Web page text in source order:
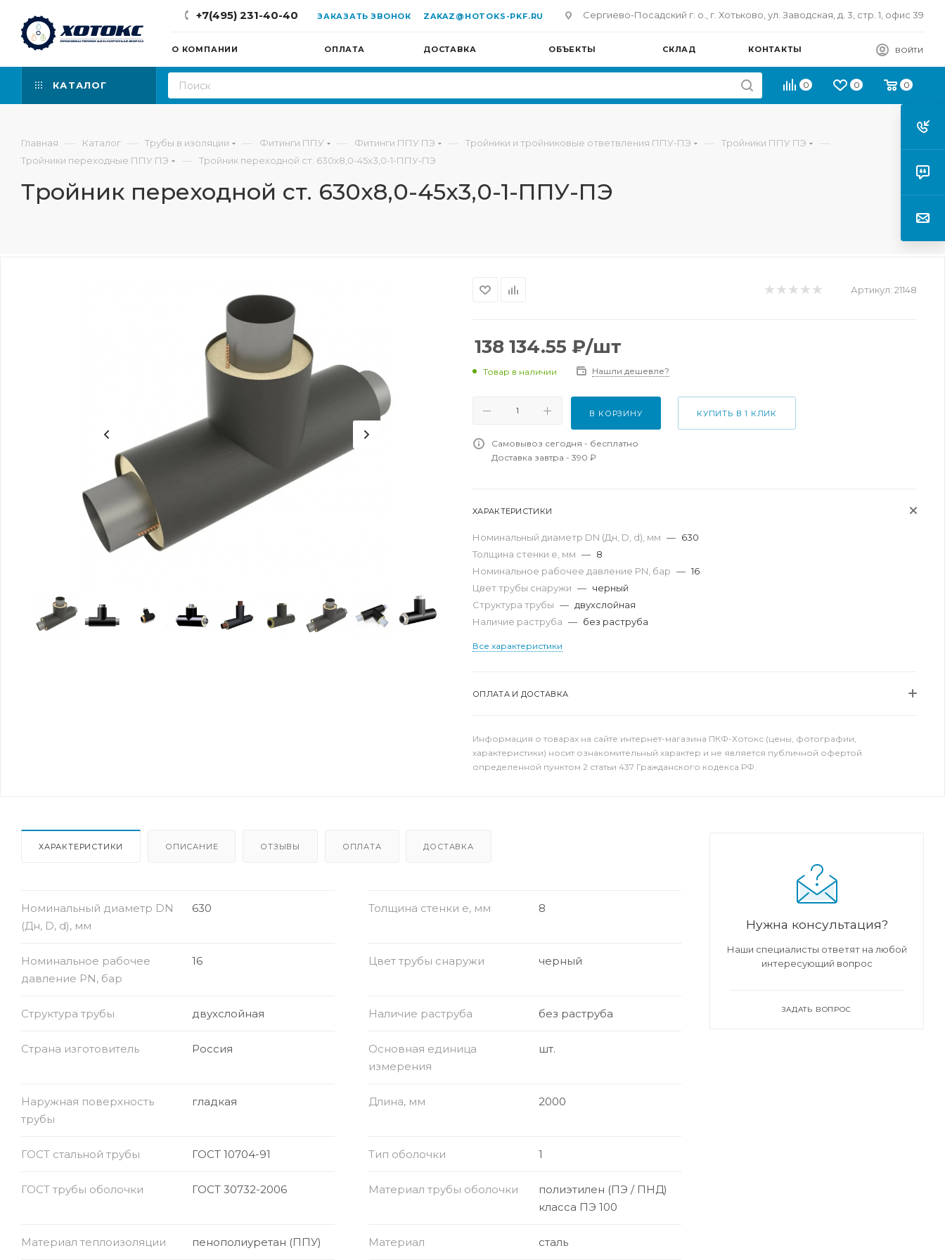
+7(495) 231-40-40 ЗАКАЗАТЬ ЗВОНОК ZAKAZ@HOTOKS-PKF.RU Сергиево-Посадский г. о., г. Хотьково, ул. Заводская, д. 3, стр. 1, офис 39
О КОМПАНИИ ОПЛАТА ДОСТАВКА ОБЪЕКТЫ СКЛАД КОНТАКТЫ ВОЙТИ
КАТАЛОГ 0 0 0
Главная — Каталог — Трубы в изоляции — Фитинги ППУ — Фитинги ППУ ПЭ — Тройники и тройниковые ответвления ППУ-ПЭ — Тройники ППУ ПЭ —
Тройники переходные ППУ ПЭ — Тройник переходной ст. 630х8,0-45х3,0-1-ППУ-ПЭ
Тройник переходной ст. 630х8,0-45х3,0-1-ППУ-ПЭ
Артикул: 21148
138 134.55 ₽/шт
Товар в наличии Нашли дешевле?
В КОРЗИНУ КУПИТЬ В 1 КЛИК
Самовывоз сегодня - бесплатно
Доставка завтра - 390 ₽
ХАРАКТЕРИСТИКИ
Номинальный диаметр DN (Дн, D, d), мм — 630
Толщина стенки e, мм — 8
Номинальное рабочее давление PN, бар — 16
Цвет трубы снаружи — черный
Структура трубы — двухслойная
Наличие раструба — без раструба
Все характеристики
ОПЛАТА И ДОСТАВКА
Информация о товарах на сайте интернет-магазина ПКФ-Хотокс (цены, фотографии,
характеристики) носит ознакомительный характер и не является публичной офертой
определенной пунктом 2 статьи 437 Гражданского кодекса РФ.
ХАРАКТЕРИСТИКИ ОПИСАНИЕ ОТЗЫВЫ ОПЛАТА ДОСТАВКА
Номинальный диаметр DN
(Дн, D, d), мм
630 Толщина стенки e, мм 8
Номинальное рабочее
давление PN, бар
16 Цвет трубы снаружи черный
Структура трубы двухслойная Наличие раструба без раструба
Страна изготовитель Россия
Основная единица
измерения
шт.
Наружная поверхность
трубы
гладкая Длина, мм 2000
ГОСТ стальной трубы ГОСТ 10704-91 Тип оболочки 1
ГОСТ трубы оболочки ГОСТ 30732-2006 Материал трубы оболочки
полиэтилен (ПЭ / ПНД)
класса ПЭ 100
Материал теплоизоляции пенополиуретан (ППУ) Материал сталь
Нужна консультация?
Наши специалисты ответят на любой
интересующий вопрос
ЗАДАТЬ ВОПРОС